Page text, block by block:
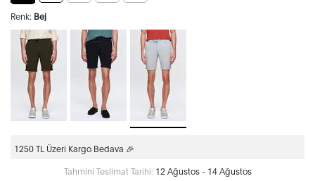
Renk: Bej
1250 TL Üzeri Kargo Bedava 🎉
Tahmini Teslimat Tarihi: 12 Ağustos - 14 Ağustos